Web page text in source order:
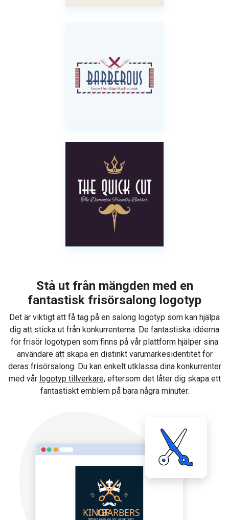
Stå ut från mängden med en
fantastisk frisörsalong logotyp
Det är viktigt att få tag på en salong logotyp som kan hjälpa
dig att sticka ut från konkurrenterna. De fantastiska idéerna
för frisör logotypen som finns på vår plattform hjälper sina
användare att skapa en distinkt varumärkesidentitet för
deras frisörsalong. Du kan enkelt utklassa dina konkurrenter
med vår logotyp tillverkare, eftersom det låter dig skapa ett
fantastiskt emblem på bara några minuter.